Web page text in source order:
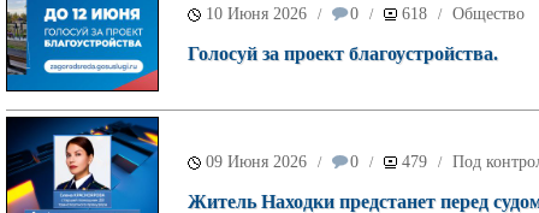
10 Июня 2026 / 0 / 618 / Общество
Голосуй за проект благоустройства.
09 Июня 2026 / 0 / 479 / Под
Житель Находки предстанет перед